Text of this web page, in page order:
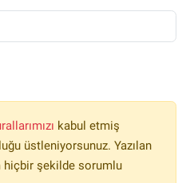
kabul etmiş
üstleniyorsunuz. Yazılan
hiçbir şekilde sorumlu